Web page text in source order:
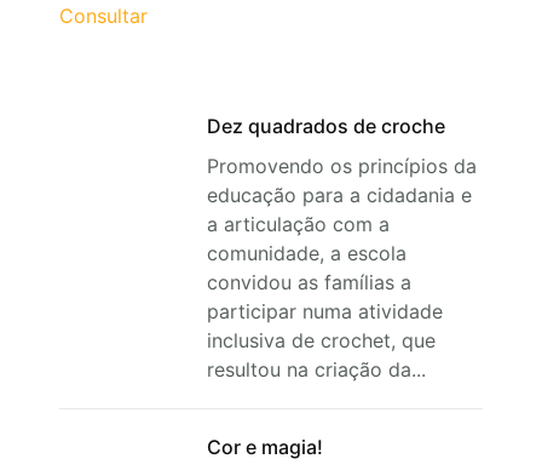
Consultar
Dez quadrados de croche
Promovendo os princípios da
educação para a cidadania e
a articulação com a
comunidade, a escola
convidou as famílias a
participar numa atividade
inclusiva de crochet, que
resultou na criação da...
Cor e magia!